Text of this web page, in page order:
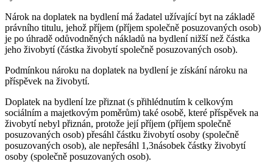
Nárok na doplatek na bydlení má žadatel užívající byt na základě
právního titulu, jehož příjem (příjem společně posuzovaných osob)
je po úhradě odůvodněných nákladů na bydlení nižší než částka
jeho živobytí (částka živobytí společně posuzovaných osob).
Podmínkou nároku na doplatek na bydlení je získání nároku na
příspěvek na živobytí.
Doplatek na bydlení lze přiznat (s přihlédnutím k celkovým
sociálním a majetkovým poměrům) také osobě, které příspěvek na
živobytí nebyl přiznán, protože její příjem (příjem společně
posuzovaných osob) přesáhl částku živobytí osoby (společně
posuzovaných osob), ale nepřesáhl 1,3násobek částky živobytí
osoby (společně posuzovaných osob).